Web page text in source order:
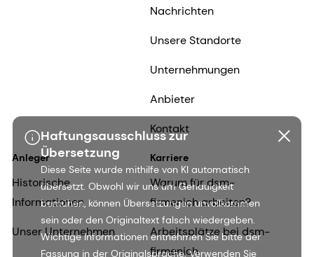
Haftungsausschluss zur
Übersetzung
Diese Seite wurde mithilfe von KI automatisch
übersetzt. Obwohl wir uns um Genauigkeit
bemühen, können Übersetzungen unvollkommen
sein oder den Originaltext falsch wiedergeben.
Wichtige Informationen entnehmen Sie bitte der
Fassung in der Originalsprache. Verwenden Sie
Nachrichten
Unsere Standorte
Unternehmungen
Anbieter
Kontakt
Anleger
Historische
Informationen
Unser Unternehmen
Karriere
Warum für dsm-
firmenich arbeiten?
Arbeitsplätze bei dsm-
firmenich